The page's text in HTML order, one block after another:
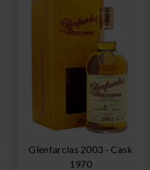
Glenfarclas 2003 - Cask
1970